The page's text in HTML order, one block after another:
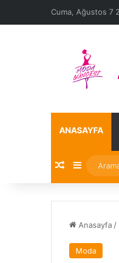
Cuma, Ağustos 7
ANASAYFA
Rastgele
Kenar
Anasayfa /
Moda